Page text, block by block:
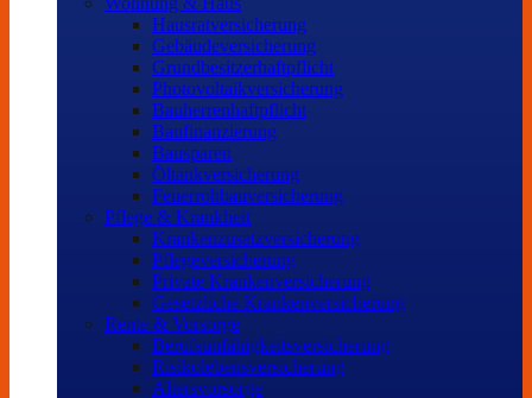
Hausratversicherung
Gebäudeversicherung
Grundbesitzerhaftpflicht
Photovoltaikversicherung
Bauherrenhaftpflicht
Baufinanzierung
Bausparen
Öltankversicherung
Feuerrohbauversicherung
Pflege & Krankheit
Krankenzusatzversicherung
Pflegeversicherung
Private Krankenversicherung
Gesetzliche Krankenversicherung
Rente & Vorsorge
Berufs­unfähigkeitsversicherung
Risikolebensversicherung
Altersvorsorge